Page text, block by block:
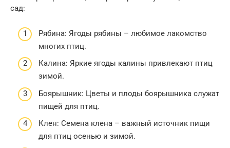
сад:
Рябина: Ягоды рябины – любимое лакомство
многих птиц.
Калина: Яркие ягоды калины привлекают птиц
зимой.
Боярышник: Цветы и плоды боярышника служат
пищей для птиц.
Клен: Семена клена – важный источник пищи
для птиц осенью и зимой.